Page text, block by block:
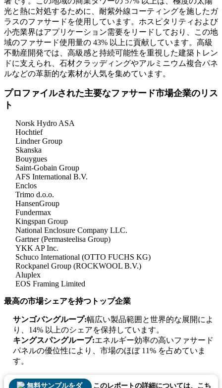
光と熱に対処するために、耐紫外線コーティングを施したガ
ラスのファサードを使用しています。ホスピタリティおよび
小売業界はアプリケーション需要をリードしており、この地
域のファサード使用量の 43% 以上に貢献しています。高級
不動産開発では、高級感と持続可能性を重視した建築トレン
ドに支えられ、石材クラッディングやアルミニウム複合パネ
ルなどの革新的な素材が人気を集めています。
プロファイルされた主要なファサード市場企業のリス
ト
Norsk Hydro ASA
Hochtief
Lindner Group
Skanska
Bouygues
Saint-Gobain Group
AFS International B.V.
Enclos
Trimo d.o.o.
HansenGroup
Fundermax
Kingspan Group
National Enclosure Company LLC.
Gartner (Permasteelisa Group)
YKK AP Inc.
Schuco International (OTTO FUCHS KG)
Rockpanel Group (ROCKWOOL B.V.)
Aluplex
EOS Framing Limited
最高の市場シェアを持つトップ企業
サンゴバングループ:幅広い製品範囲と世界的な展開によ
り、14% 以上のシェアを保持しています。
キングスパングループ:エネルギー効率の高いファサード
パネルの優位性により、市場のほぼ 11% を占めていま
す。
無料サンプルをダ
このレポートの詳細については、こち